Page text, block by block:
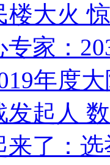
楼大火
家：
年度
起人
了：